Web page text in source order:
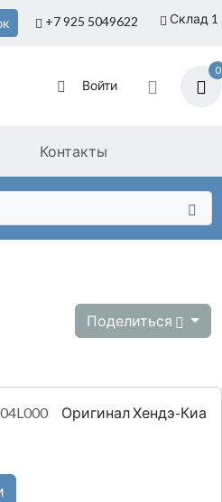
Склад 1
+7 925 5049622
Войти
0
Контакты
Поделиться
Оригинал Хендэ-Киа